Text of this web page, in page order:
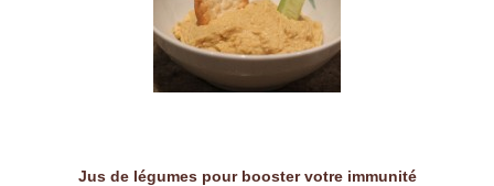
Jus de légumes pour booster votre immunité